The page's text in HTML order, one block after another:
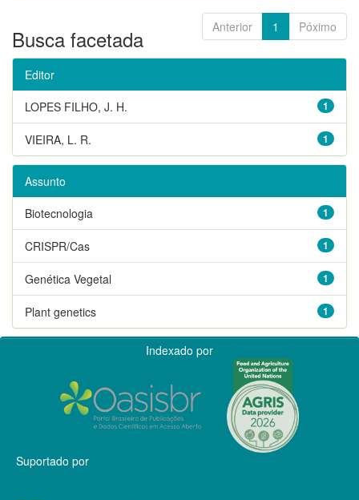
Anterior 1 Póximo
Busca facetada
Editor
1
LOPES FILHO, J. H.
1
VIEIRA, L. R.
Assunto
1
Biotecnologia
1
CRISPR/Cas
1
Genética Vegetal
1
Plant genetics
Indexado por
Suportado por